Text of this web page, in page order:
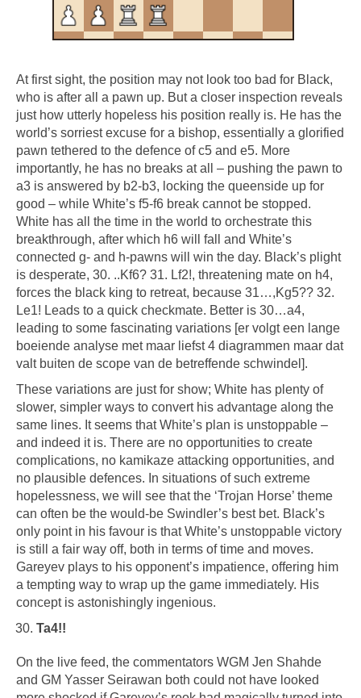
At first sight, the position may not look too bad for Black,
who is after all a pawn up. But a closer inspection reveals
just how utterly hopeless his position really is. He has the
world’s sorriest excuse for a bishop, essentially a glorified
pawn tethered to the defence of c5 and e5. More
importantly, he has no breaks at all – pushing the pawn to
a3 is answered by b2-b3, locking the queenside up for
good – while White’s f5-f6 break cannot be stopped.
White has all the time in the world to orchestrate this
breakthrough, after which h6 will fall and White’s
connected g- and h-pawns will win the day. Black’s plight
is desperate, 30. ..Kf6? 31. Lf2!, threatening mate on h4,
forces the black king to retreat, because 31…,Kg5?? 32.
Le1! Leads to a quick checkmate. Better is 30…a4,
leading to some fascinating variations [er volgt een lange
boeiende analyse met maar liefst 4 diagrammen maar dat
valt buiten de scope van de betreffende schwindel].
These variations are just for show; White has plenty of
slower, simpler ways to convert his advantage along the
same lines. It seems that White’s plan is unstoppable –
and indeed it is. There are no opportunities to create
complications, no kamikaze attacking opportunities, and
no plausible defences. In situations of such extreme
hopelessness, we will see that the ‘Trojan Horse’ theme
can often be the would-be Swindler’s best bet. Black’s
only point in his favour is that White’s unstoppable victory
is still a fair way off, both in terms of time and moves.
Gareyev plays to his opponent’s impatience, offering him
a tempting way to wrap up the game immediately. His
concept is astonishingly ingenious.
Ta4!!
On the live feed, the commentators WGM Jen Shahde
and GM Yasser Seirawan both could not have looked